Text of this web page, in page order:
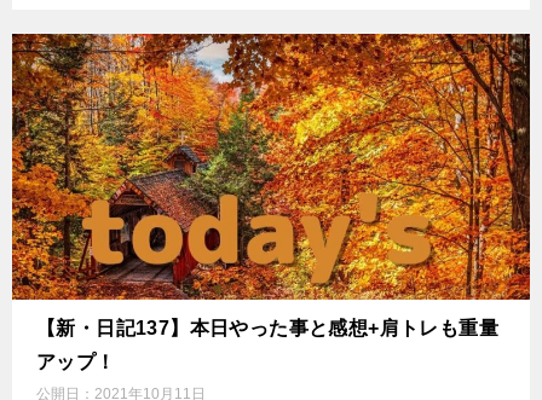
【新・日記137】本日やった事と感想+肩トレも重量
アップ！
公開日： 2021年10月11日